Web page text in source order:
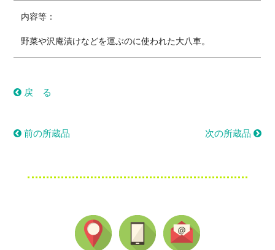
内容等：
野菜や沢庵漬けなどを運ぶのに使われた大八車。
戻 る
前の所蔵品 次の所蔵品